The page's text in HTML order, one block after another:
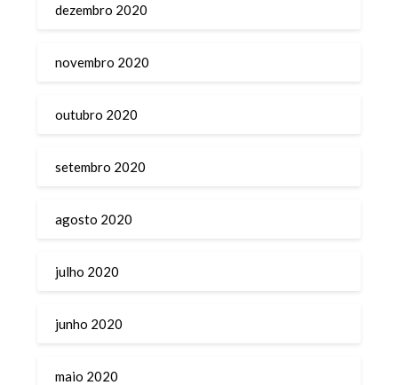
dezembro 2020
novembro 2020
outubro 2020
setembro 2020
agosto 2020
julho 2020
junho 2020
maio 2020